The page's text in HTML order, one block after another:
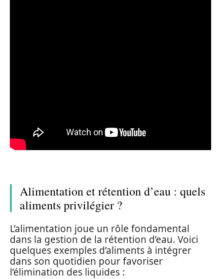
Alimentation et rétention d’eau : quels
aliments privilégier ?
L’alimentation joue un rôle fondamental
dans la gestion de la rétention d’eau. Voici
quelques exemples d’aliments à intégrer
dans son quotidien pour favoriser
l’élimination des liquides :